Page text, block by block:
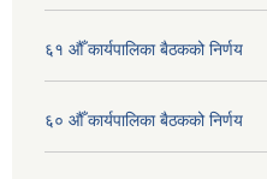
६१ औँ कार्यपालिका बैठकको निर्णय
६० औँ कार्यपालिका बैठकको निर्णय